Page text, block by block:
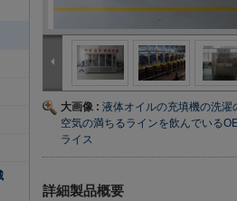
大画像 : 液体オイルの充填機の洗濯
空気の満ちるラインを飲んでいる
ライス
詳細製品概要